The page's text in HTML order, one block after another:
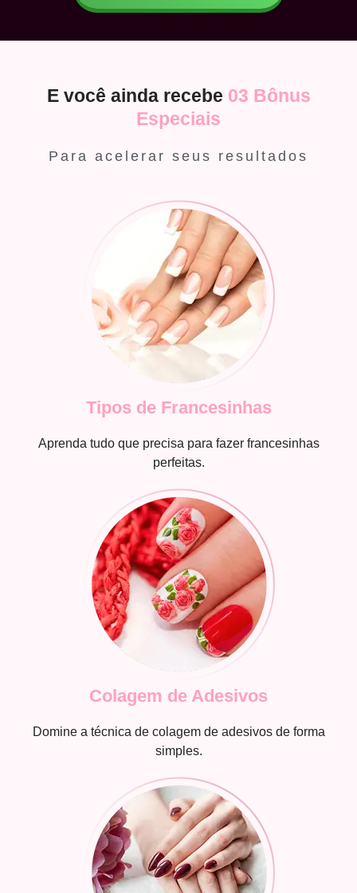
E você ainda recebe 03 Bônus
Especiais
Para acelerar seus resultados
Tipos de Francesinhas
Aprenda tudo que precisa para fazer francesinhas
perfeitas.
Colagem de Adesivos
Domine a técnica de colagem de adesivos de forma
simples.